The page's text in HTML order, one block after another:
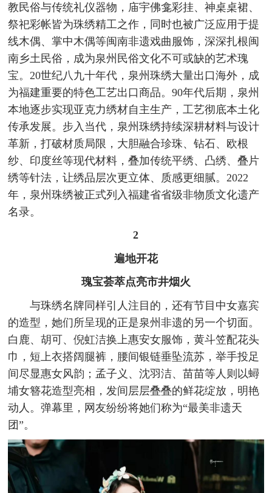
教民俗与传统礼仪器物，庙宇佛龛彩挂、神桌桌裙、
祭祀彩帐皆为珠绣精工之作，同时也被广泛应用于提
线木偶、掌中木偶等闽南非遗戏曲服饰，深深扎根闽
南乡土民俗，成为泉州民俗文化不可或缺的艺术瑰
宝。20世纪八九十年代，泉州珠绣大量出口海外，成
为福建重要的特色工艺出口商品。90年代后期，泉州
本地逐步实现亚克力绣材自主生产，工艺彻底本土化
传承发展。步入当代，泉州珠绣持续深耕材料与设计
革新，打破材质局限，大胆融合珍珠、钻石、欧根
纱、印度丝等现代材料，叠加传统平绣、凸绣、叠片
绣等针法，让绣品层次更立体、质感更细腻。2022
年，泉州珠绣被正式列入福建省省级非物质文化遗产
名录。
2
遍地开花
瑰宝荟萃点亮市井烟火
与珠绣名牌同样引人注目的，还有节目中女嘉宾
的造型，她们所呈现的正是泉州非遗的另一个切面。
白鹿、胡可、倪虹洁换上惠安女服饰，黄斗笠配花头
巾，短上衣搭阔腿裤，腰间银链垂坠流苏，举手投足
间尽显惠女风韵；孟子义、沈羽洁、苗苗等人则以蟳
埔女簪花造型亮相，发间层层叠叠的鲜花绽放，明艳
动人。弹幕里，网友纷纷将她们称为“最美非遗天
团”。